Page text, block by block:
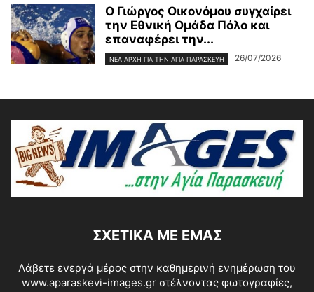
Ο Γιώργος Οικονόμου συγχαίρει
την Εθνική Ομάδα Πόλο και
επαναφέρει την...
ΝΈΑ ΑΡΧΉ ΓΙΑ ΤΗΝ ΑΓΊΑ ΠΑΡΑΣΚΕΥΉ 26/07/2026
ΣΧΕΤΙΚΆ ΜΕ ΕΜΆΣ
Λάβετε ενεργά μέρος στην καθημερινή ενημέρωση του
www.aparaskevi-images.gr στέλνοντας φωτογραφίες,